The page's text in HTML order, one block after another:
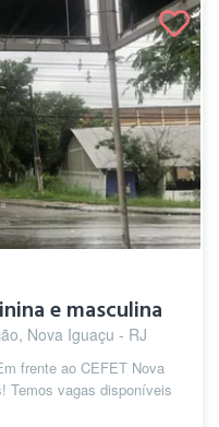
e masculina
Nova Iguaçu - RJ
frente ao CEFET Nova
Temos vagas disponíveis